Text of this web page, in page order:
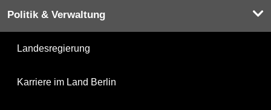
Politik & Verwaltung
Landesregierung
Karriere im Land Berlin